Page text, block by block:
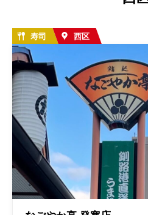
寿司 西区